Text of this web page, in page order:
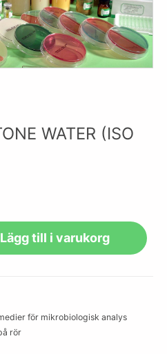
WATER (ISO
Lägg till i varukorg
för mikrobiologisk analys
rör